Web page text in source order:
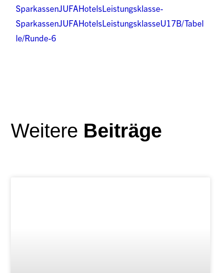
SparkassenJUFAHotelsLeistungsklasse-
SparkassenJUFAHotelsLeistungsklasseU17B/Tabel
le/Runde-6
Weitere Beiträge